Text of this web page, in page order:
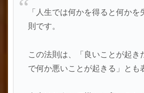
「人生では何かを得ると何かを
則です。
この法則は、「良いことが起き
で何か悪いことが起きる」とも